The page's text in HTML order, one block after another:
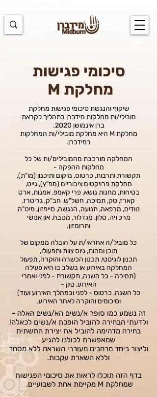
סיכומי פגישות
מחלקת M
שיקוף והנגשת סיכומי פגישות מחלקת
מובילי/ות מחלקות מידברן בתהליך לקראת
ברן אינמושן 2020.
מחלקת M היא מחלקת מובילי/ות המחלקות
במידברן.
המחלקה מורכבת מהמובילים/ות של כל
מחלקות ההפקה -
תקשורת ותרבות, כרטוס, מיקום ותיכנון (מו"ת),
מחלקת פרויקטים ציבוריים (מפ"ץ), גייט,
בטיחות, מחנות נושא, פרי קאמפ, אמנות, ארט
קארז, טק, תמיכה, חשל"ש, חב"ק, גריטרז,
נוודים, מרפאה, תנועה, הנגשה, סייפזון, מיט"ה
מרכזיה, סלון, מגדלור, מטבח, און אנושי
ותרומזון.
כל מוביל/ה אחראי/ת על הובלה ממקום של
תוכן ומהות, גיוס צוות ותפעולו,
תכנון לוגיסטי, תכנון הכשרה והוקרה, תפעול
המחלקה באירוע או בשלב בו היא פעילה
(תמיכה - כל השנה, תקשורת - לפני ואחרי
האירוע, טק -
כל השנה, כרטוס - לפני ובמהלך האירוע ועוד)
וסיכומים והוקרה לאחר האירוע.
זה נשמע כמו סופר א/נשים הא/נשים האלה -
ולדעתי הבחירה להוביל הופכת א/נשים לכאלה!
בחירה מדהימה להוביל את יצירת התשתית
שמאפשרת לכולנו להגיע
וליצור ביחד מרחבים מעוררי השראה ללא מסחר
וללא השארת עקבות.
בדף הזה תוכלו לראות את סיכומי הפגישות
שמחלקת M מקיימת אחת לשבועיים.